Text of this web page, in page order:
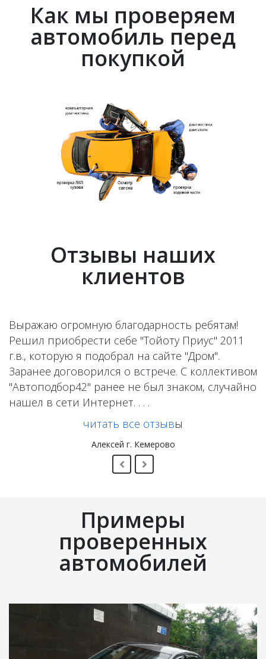
Как мы проверяем
автомобиль перед
покупкой
Отзывы наших
клиентов
Выражаю огромную благодарность ребятам!
Решил приобрести себе "Тойоту Приус" 2011
г.в., которую я подобрал на сайте "Дром".
Заранее договорился о встрече. С коллективом
"Автоподбор42" ранее не был знаком, случайно
нашел в сети Интернет. . . .
читать все отзывы
Алексей г. Кемерово
Примеры
проверенных
автомобилей